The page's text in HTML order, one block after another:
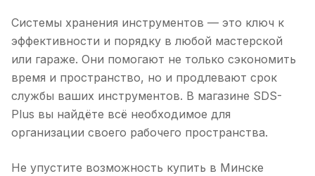
Системы хранения инструментов — это ключ к
эффективности и порядку в любой мастерской
или гараже. Они помогают не только сэкономить
время и пространство, но и продлевают срок
службы ваших инструментов. В магазине SDS-
Plus вы найдёте всё необходимое для
организации своего рабочего пространства.
Не упустите возможность купить в Минске